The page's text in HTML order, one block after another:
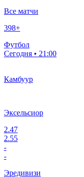
Все матчи
398+
Футбол
Сегодня • 21:00
Камбуур
Эксельсиор
2.47
2.55
-
-
Эредивизи